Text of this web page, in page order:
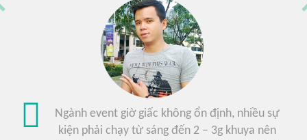
Ngành event giờ giấc không ổn định, nhiều sự
kiện phải chạy từ sáng đến 2 – 3g khuya nên